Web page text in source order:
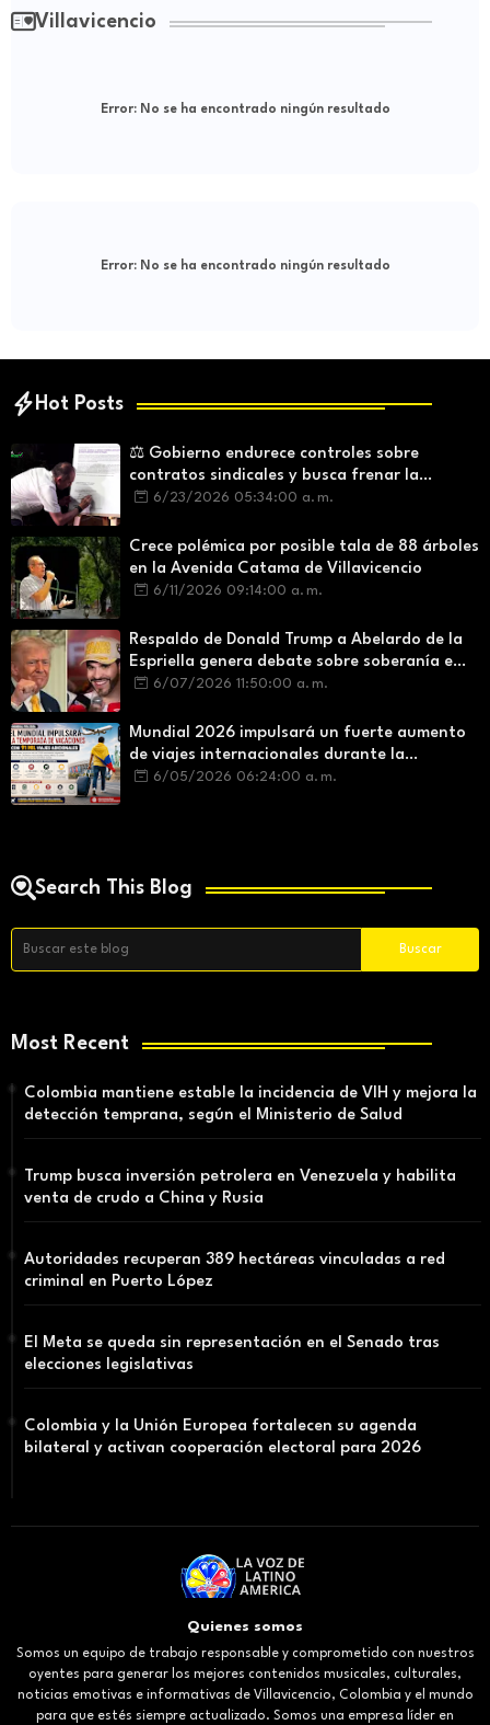
Villavicencio
Error:No se ha encontrado ningún resultado
Error:No se ha encontrado ningún resultado
Hot Posts
⚖️ Gobierno endurece controles sobre
contratos sindicales y busca frenar la
intermediación laboral ilegal
6/23/2026 05:34:00 a. m.
Crece polémica por posible tala de 88 árboles
en la Avenida Catama de Villavicencio
6/11/2026 09:14:00 a. m.
Respaldo de Donald Trump a Abelardo de la
Espriella genera debate sobre soberanía e
influencia internacional
6/07/2026 11:50:00 a. m.
Mundial 2026 impulsará un fuerte aumento
de viajes internacionales durante la
temporada de vacaciones
6/05/2026 06:24:00 a. m.
Search This Blog
Most Recent
Colombia mantiene estable la incidencia de VIH y mejora la
detección temprana, según el Ministerio de Salud
Trump busca inversión petrolera en Venezuela y habilita
venta de crudo a China y Rusia
Autoridades recuperan 389 hectáreas vinculadas a red
criminal en Puerto López
El Meta se queda sin representación en el Senado tras
elecciones legislativas
Colombia y la Unión Europea fortalecen su agenda
bilateral y activan cooperación electoral para 2026
Quienes somos
Somos un equipo de trabajo responsable y comprometido con nuestros
oyentes para generar los mejores contenidos musicales, culturales,
noticias emotivas e informativas de Villavicencio, Colombia y el mundo
para que estés siempre actualizado. Somos una empresa líder en